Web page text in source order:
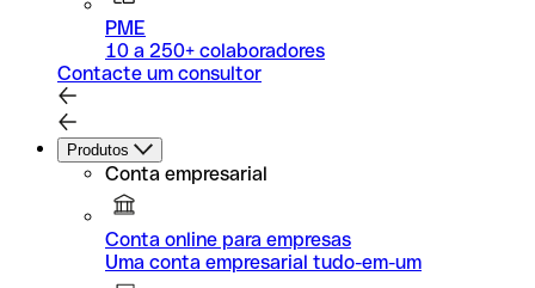
PME
10 a 250+ colaboradores
Contacte um consultor
Produtos
Conta empresarial
Conta online para empresas
Uma conta empresarial tudo-em-um